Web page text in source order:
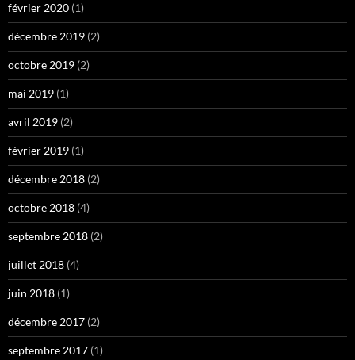
février 2020 (1)
décembre 2019 (2)
octobre 2019 (2)
mai 2019 (1)
avril 2019 (2)
février 2019 (1)
décembre 2018 (2)
octobre 2018 (4)
septembre 2018 (2)
juillet 2018 (4)
juin 2018 (1)
décembre 2017 (2)
septembre 2017 (1)